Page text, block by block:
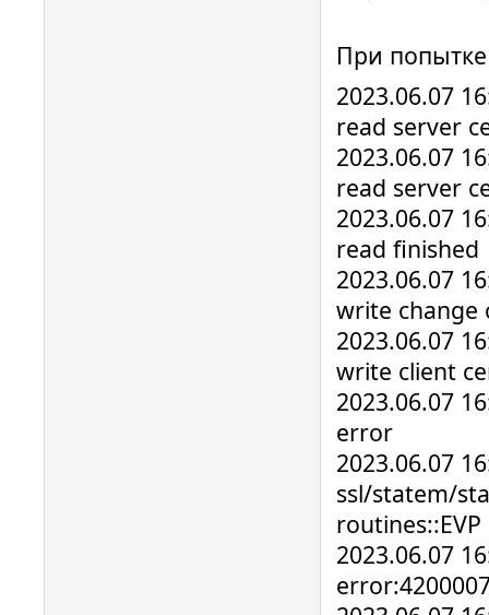
При
2023.06.07
read server
2023.06.07
read server
2023.06.07
read finished
2023.06.07
write change
2023.06.07
write client
2023.06.07
error
2023.06.07
ssl/statem/
routines::EVP
2023.06.07